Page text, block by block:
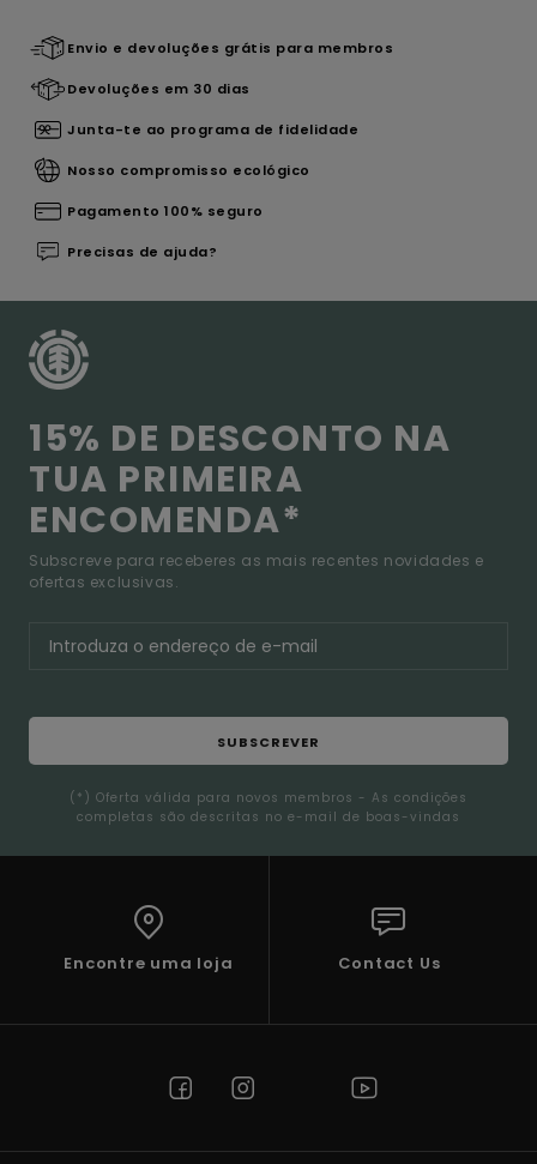
Envio e devoluções grátis para membros
Devoluções em 30 dias
Junta-te ao programa de fidelidade
Nosso compromisso ecológico
Pagamento 100% seguro
Precisas de ajuda?
15% DE DESCONTO NA
TUA PRIMEIRA
ENCOMENDA*
Subscreve para receberes as mais recentes novidades e
ofertas exclusivas.
SUBSCREVER
(*) Oferta válida para novos membros - As condições
completas são descritas no e-mail de boas-vindas
Encontre uma loja Contact Us